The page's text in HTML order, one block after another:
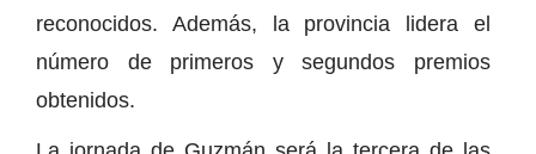
reconocidos. Además, la provincia lidera el
número de primeros y segundos premios
obtenidos.